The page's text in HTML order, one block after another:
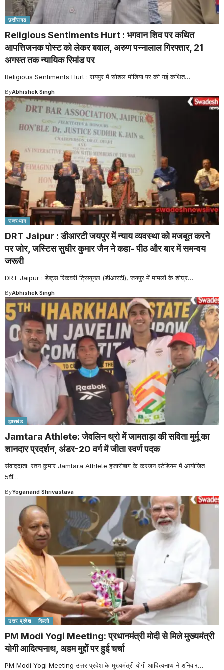
छत्तीसगढ
Religious Sentiments Hurt : भगवान शिव पर कथित
आपत्तिजनक पोस्ट को लेकर बवाल, अरुण पन्नालाल गिरफ्तार, 21
अगस्त तक न्यायिक रिमांड पर
Religious Sentiments Hurt : रायपुर में सोशल मीडिया पर की गई कथित…
ByAbhishek Singh
राजस्थान
DRT Jaipur : डीआरटी जयपुर में न्याय व्यवस्था को मजबूत करने
पर जोर, जस्टिस सुधीर कुमार जैन ने कहा- पीठ और बार में समन्वय
जरूरी
DRT Jaipur : डेब्ट्स रिकवरी ट्रिब्यूनल (डीआरटी), जयपुर में मामलों के शीघ्र…
ByAbhishek Singh
झारखंड
Jamtara Athlete: जेवलिन थ्रो में जामताड़ा की सविता मुर्मू का
शानदार प्रदर्शन, अंडर-20 वर्ग में जीता स्वर्ण पदक
संवाददाता: रतन कुमार Jamtara Athlete हजारीबाग के करजन स्टेडियम में आयोजित
5वीं…
ByYoganand Shrivastava
उत्तर प्रदेश दिल्ली
PM Modi Yogi Meeting: प्रधानमंत्री मोदी से मिले मुख्यमंत्री
योगी आदित्यनाथ, अहम मुद्दों पर हुई चर्चा
PM Modi Yogi Meeting उत्तर प्रदेश के मुख्यमंत्री योगी आदित्यनाथ ने शनिवार…